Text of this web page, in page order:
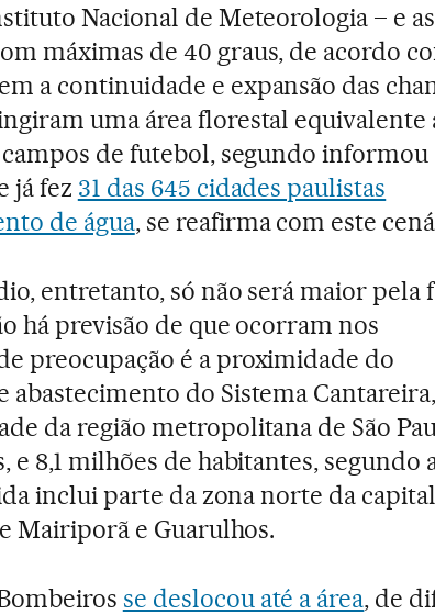
Nacional de Meteorologia – e as
máximas de 40 graus, de acordo
a continuidade e expansão das
uma área florestal equivalente
campos de futebol, segundo informou
já fez 31 das 645 cidades paulistas
de água, se reafirma com este
entretanto, só não será maior pela
há previsão de que ocorram nos
preocupação é a proximidade do
abastecimento do Sistema Cantareira,
da região metropolitana de São
e 8,1 milhões de habitantes, segundo
inclui parte da zona norte da capital
Mairiporã e Guarulhos.
se deslocou até a área, de